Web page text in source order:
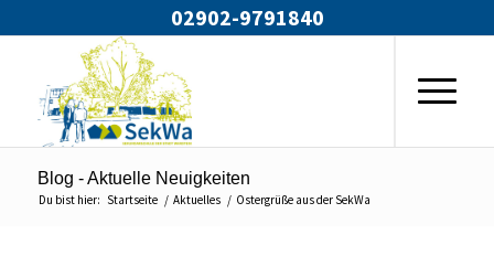
02902-9791840
Blog - Aktuelle Neuigkeiten
Du bist hier: Startseite / Aktuelles / Ostergrüße aus der SekWa